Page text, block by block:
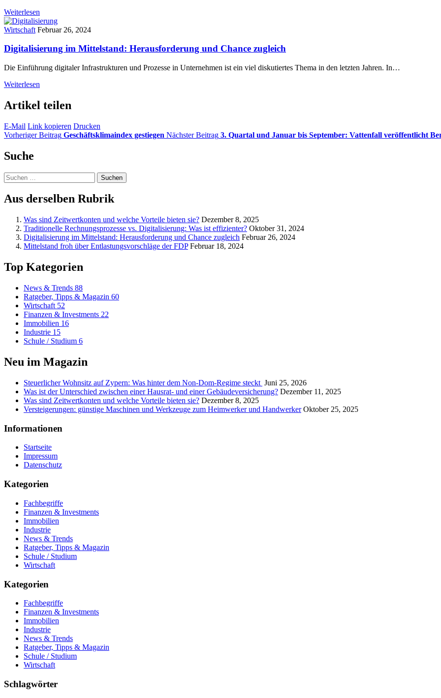
Weiterlesen
Wirtschaft Februar 26, 2024
Digitalisierung im Mittelstand: Herausforderung und Chance zugleich
Die Einführung digitaler Infrastrukturen und Prozesse in Unternehmen ist ein viel diskutiertes Thema in den letzten Jahren. In…
Weiterlesen
Artikel teilen
E-Mail Link kopieren Drucken
Vorheriger Beitrag Geschäftsklimaindex gestiegen Nächster Beitrag 3. Quartal und Januar bis September: Vattenfall veröffentlicht
Suche
Suchen
nach:
Aus derselben Rubrik
Was sind Zeitwertkonten und welche Vorteile bieten sie? Dezember 8, 2025
Traditionelle Rechnungsprozesse vs. Digitalisierung: Was ist effizienter? Oktober 31, 2024
Digitalisierung im Mittelstand: Herausforderung und Chance zugleich Februar 26, 2024
Mittelstand froh über Entlastungsvorschläge der FDP Februar 18, 2024
Top Kategorien
News & Trends 88
Ratgeber, Tipps & Magazin 60
Wirtschaft 52
Finanzen & Investments 22
Immobilien 16
Industrie 15
Schule / Studium 6
Neu im Magazin
Steuerlicher Wohnsitz auf Zypern: Was hinter dem Non-Dom-Regime steckt Juni 25, 2026
Was ist der Unterschied zwischen einer Hausrat- und einer Gebäudeversicherung? Dezember 11, 2025
Was sind Zeitwertkonten und welche Vorteile bieten sie? Dezember 8, 2025
Versteigerungen: günstige Maschinen und Werkzeuge zum Heimwerker und Handwerker Oktober 25, 2025
Informationen
Startseite
Impressum
Datenschutz
Kategorien
Fachbegriffe
Finanzen & Investments
Immobilien
Industrie
News & Trends
Ratgeber, Tipps & Magazin
Schule / Studium
Wirtschaft
Kategorien
Fachbegriffe
Finanzen & Investments
Immobilien
Industrie
News & Trends
Ratgeber, Tipps & Magazin
Schule / Studium
Wirtschaft
Schlagwörter